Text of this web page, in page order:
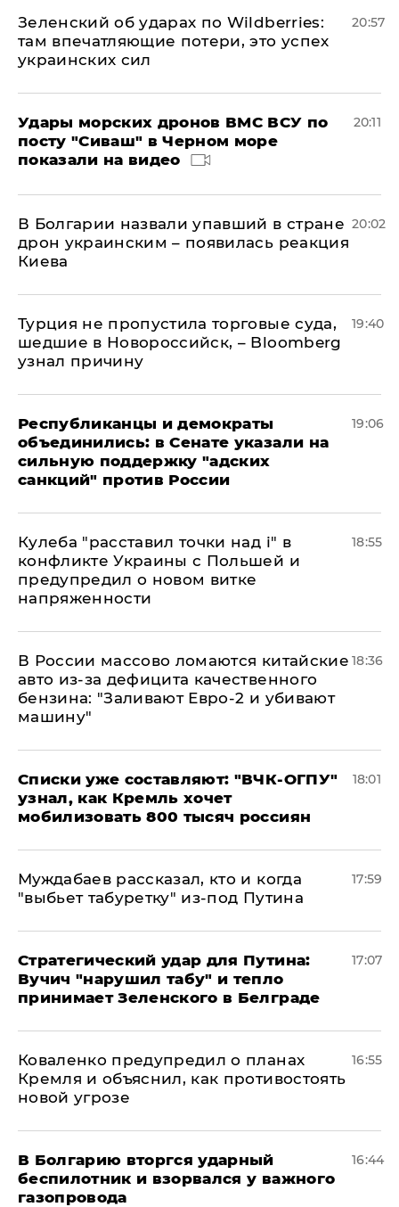
Зеленский об ударах по Wildberries:
там впечатляющие потери, это успех
украинских сил
20:57
Удары морских дронов ВМС ВСУ по
посту "Сиваш" в Черном море
показали на видео
20:11
В Болгарии назвали упавший в стране
дрон украинским – появилась реакция
Киева
20:02
Турция не пропустила торговые суда,
шедшие в Новороссийск, – Bloomberg
узнал причину
19:40
Республиканцы и демократы
объединились: в Сенате указали на
сильную поддержку "адских
санкций" против России
19:06
Кулеба "расставил точки над і" в
конфликте Украины с Польшей и
предупредил о новом витке
напряженности
18:55
В России массово ломаются китайские
авто из-за дефицита качественного
бензина: "Заливают Евро-2 и убивают
машину"
18:36
Списки уже составляют: "ВЧК-ОГПУ"
узнал, как Кремль хочет
мобилизовать 800 тысяч россиян
18:01
Муждабаев рассказал, кто и когда
"выбьет табуретку" из-под Путина
17:59
Стратегический удар для Путина:
Вучич "нарушил табу" и тепло
принимает Зеленского в Белграде
17:07
Коваленко предупредил о планах
Кремля и объяснил, как противостоять
новой угрозе
16:55
В Болгарию вторгся ударный
беспилотник и взорвался у важного
газопровода
16:44